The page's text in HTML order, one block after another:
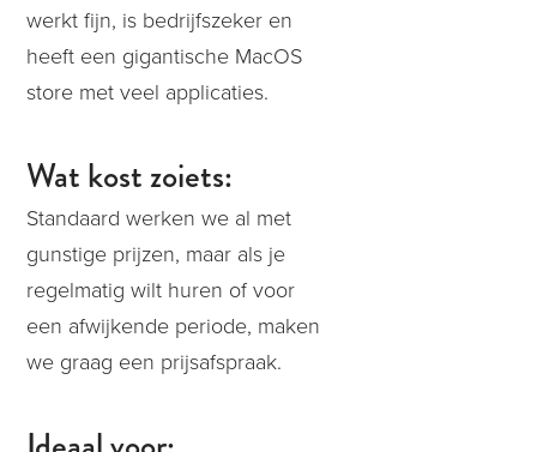
werkt fijn, is bedrijfszeker en
heeft een gigantische MacOS
store met veel applicaties.
Wat kost zoiets:
Standaard werken we al met
gunstige prijzen, maar als je
regelmatig wilt huren of voor
een afwijkende periode, maken
we graag een prijsafspraak.